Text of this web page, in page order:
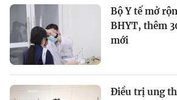
Bộ Y tế mở
BHYT, thêm
mới
Điều trị ung